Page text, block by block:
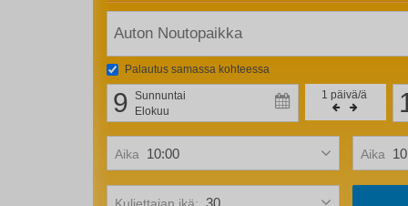
Palautus samassa kohteessa
9 Sunnuntai
Elokuu
1 päivä/ä
Aika Aika